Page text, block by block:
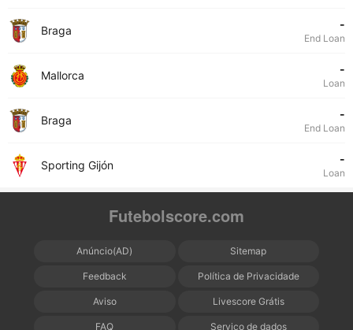
Braga -
End Loan
Mallorca -
Loan
Braga -
End Loan
Sporting Gijón -
Loan
Futebolscore.com
Anúncio(AD) Sitemap
Feedback Política de Privacidade
Aviso Livescore Grátis
FAQ Serviço de dados